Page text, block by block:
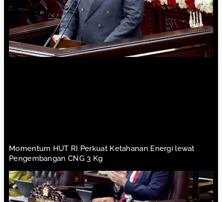
Momentum HUT RI Perkuat Ketahanan Energi lewat
Pengembangan CNG 3 Kg